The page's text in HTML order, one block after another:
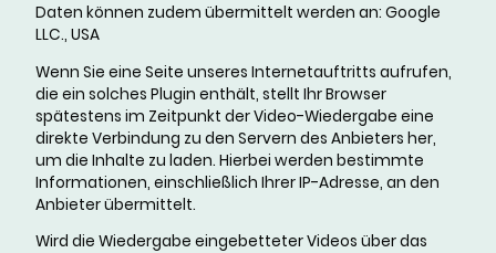
Daten können zudem übermittelt werden an: Google
LLC., USA
Wenn Sie eine Seite unseres Internetauftritts aufrufen,
die ein solches Plugin enthält, stellt Ihr Browser
spätestens im Zeitpunkt der Video-Wiedergabe eine
direkte Verbindung zu den Servern des Anbieters her,
um die Inhalte zu laden. Hierbei werden bestimmte
Informationen, einschließlich Ihrer IP-Adresse, an den
Anbieter übermittelt.
Wird die Wiedergabe eingebetteter Videos über das